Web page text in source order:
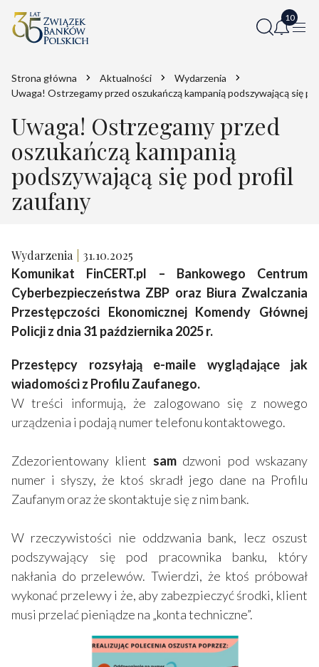
Strona główna Aktualności
Wydarzenia
Uwaga! Ostrzegamy przed oszukańczą kampanią podszywającą się
Uwaga! Ostrzegamy przed
oszukańczą kampanią
podszywającą się pod profil
zaufany
Wydarzenia 31.10.2025
Komunikat FinCERT.pl – Bankowego Centrum
Cyberbezpieczeństwa ZBP oraz Biura Zwalczania
Przestępczości Ekonomicznej Komendy Głównej
Policji z dnia 31 października 2025 r.
Przestępcy rozsyłają e-maile wyglądające jak
wiadomości z Profilu Zaufanego.
W treści informują, że zalogowano się z nowego
urządzenia i podają numer telefonu kontaktowego.
Zdezorientowany klient samdzwoni pod wskazany
numer i słyszy, że ktoś skradł jego dane na Profilu
Zaufanym oraz że skontaktuje się z nim bank.
W rzeczywistości nie oddzwania bank, lecz oszust
podszywający się pod pracownika banku, który
nakłania do przelewów. Twierdzi, że ktoś próbował
wykonać przelewy i że, aby zabezpieczyć środki, klient
musi przelać pieniądze na „konta techniczne”.